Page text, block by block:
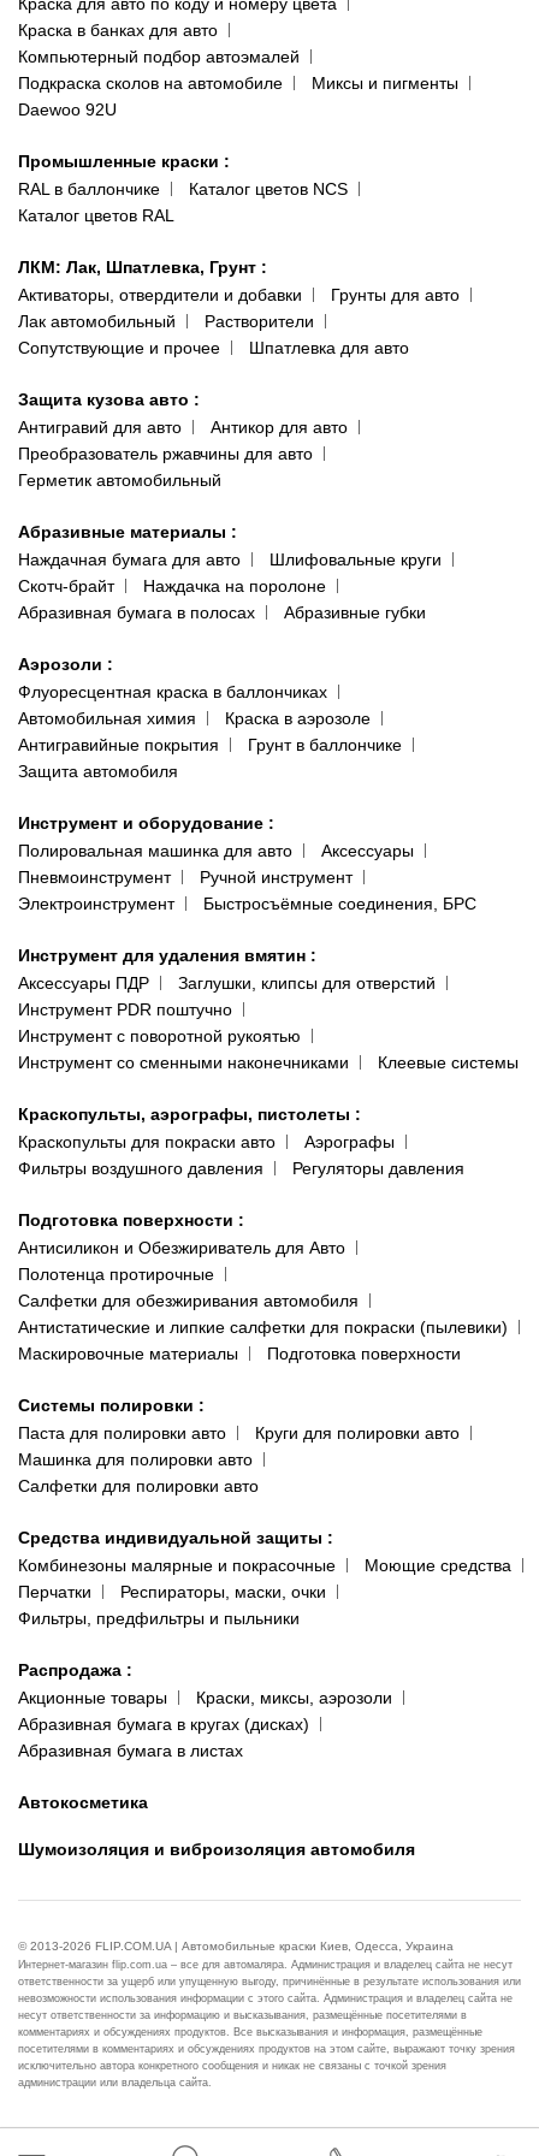
(ориентир: Интайм №40)
Одесса
пр-т Акад. Глушко, 29
066 554-97-70
Сотрудничество
Наши публикации
Публичная оферта
Политика конфиденциальности
Краска в банках для авто
Компьютерный подбор автоэмалей
Подкраска сколов на автомобиле
Миксы и пигменты
Daewoo 92U
Промышленные краски :
RAL в баллончике
Каталог цветов NCS
Каталог цветов RAL
ЛКМ: Лак, Шпатлевка, Грунт :
Активаторы, отвердители и добавки
Грунты для авто
Лак автомобильный
Растворители
Сопутствующие и прочее
Шпатлевка для авто
Защита кузова авто :
Антигравий для авто
Антикор для авто
Преобразователь ржавчины для авто
Герметик автомобильный
Абразивные материалы :
Наждачная бумага для авто
Шлифовальные круги
Скотч-брайт
Наждачка на поролоне
Абразивная бумага в полосах
Абразивные губки
Аэрозоли :
Флуоресцентная краска в баллончиках
Автомобильная химия
Краска в аэрозоле
Антигравийные покрытия
Грунт в баллончике
Защита автомобиля
Инструмент и оборудование :
Полировальная машинка для авто
Аксессуары
Пневмоинструмент
Ручной инструмент
Электроинструмент
Быстросъёмные соединения, БРС
Инструмент для удаления вмятин :
Аксессуары ПДР
Заглушки, клипсы для отверстий
Инструмент PDR поштучно
Инструмент с поворотной рукоятью
Инструмент со сменными наконечниками
Клеевые системы
Краскопульты, аэрографы, пистолеты :
Краскопульты для покраски авто
Аэрографы
Фильтры воздушного давления
Регуляторы давления
Подготовка поверхности :
Антисиликон и Обезжириватель для Авто
Полотенца протирочные
Салфетки для обезжиривания автомобиля
Антистатические и липкие салфетки для покраски (пылевики)
Маскировочные материалы
Подготовка поверхности
Системы полировки :
Паста для полировки авто
Круги для полировки авто
Машинка для полировки авто
Салфетки для полировки авто
Средства индивидуальной защиты :
Комбинезоны малярные и покрасочные
Моющие средства
Перчатки
Респираторы, маски, очки
Фильтры, предфильтры и пыльники
Распродажа :
Акционные товары
Краски, миксы, аэрозоли
Абразивная бумага в кругах (дисках)
Абразивная бумага в листах
Автокосметика
Шумоизоляция и виброизоляция автомобиля
© 2013-2026 FLIP.COM.UA | Автомобильные краски Киев, Одесса, Украина
Интернет-магазин flip.com.ua – все для автомаляра. Администрация и владелец сайта не несут
ответственности за ущерб или упущенную выгоду, причинённые в результате использования или
невозможности использования информации с этого сайта. Администрация и владелец сайта не
несут ответственности за информацию и высказывания, размещённые посетителями в
комментариях и обсуждениях продуктов. Все высказывания и информация, размещённые
посетителями в комментариях и обсуждениях продуктов на этом сайте, выражают точку зрения
исключительно автора конкретного сообщения и никак не связаны с точкой зрения
администрации или владельца сайта.